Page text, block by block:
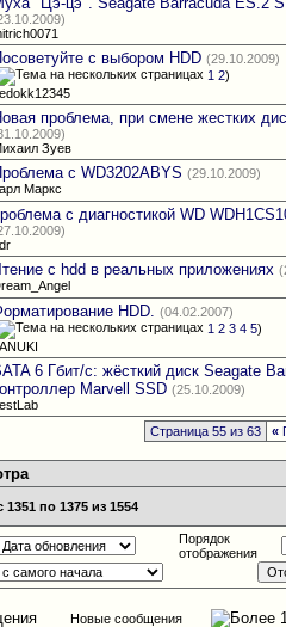
с выбором HDD (29.10.2009)
1 2)
проблема, при смене жестких
Зуев
с WD3202ABYS (29.10.2009)
Маркс
с диагностикой WD
с hdd в реальных приложениях
HDD. (04.02.2007)
1 2 3 4 5)
6 Гбит/с: жёсткий диск Seagate
Marvell SSD (25.10.2009)
Страница 55 из 63
«
по 1375 из 1554
Порядок
отображения
Новые сообщения